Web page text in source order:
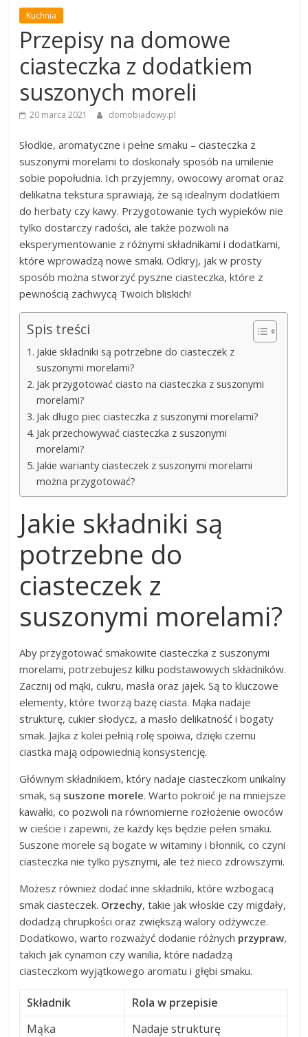
Kuchnia
Przepisy na domowe
ciasteczka z dodatkiem
suszonych moreli
20 marca 2021 domobiadowy.pl
Słodkie, aromatyczne i pełne smaku – ciasteczka z
suszonymi morelami to doskonały sposób na umilenie
sobie popołudnia. Ich przyjemny, owocowy aromat oraz
delikatna tekstura sprawiają, że są idealnym dodatkiem
do herbaty czy kawy. Przygotowanie tych wypieków nie
tylko dostarczy radości, ale także pozwoli na
eksperymentowanie z różnymi składnikami i dodatkami,
które wprowadzą nowe smaki. Odkryj, jak w prosty
sposób można stworzyć pyszne ciasteczka, które z
pewnością zachwycą Twoich bliskich!
Spis treści
Jakie składniki są potrzebne do ciasteczek z
suszonymi morelami?
Jak przygotować ciasto na ciasteczka z suszonymi
morelami?
Jak długo piec ciasteczka z suszonymi morelami?
Jak przechowywać ciasteczka z suszonymi
morelami?
Jakie warianty ciasteczek z suszonymi morelami
można przygotować?
Jakie składniki są
potrzebne do
ciasteczek z
suszonymi morelami?
Aby przygotować smakowite ciasteczka z suszonymi
morelami, potrzebujesz kilku podstawowych składników.
Zacznij od mąki, cukru, masła oraz jajek. Są to kluczowe
elementy, które tworzą bazę ciasta. Mąka nadaje
strukturę, cukier słodycz, a masło delikatność i bogaty
smak. Jajka z kolei pełnią rolę spoiwa, dzięki czemu
ciastka mają odpowiednią konsystencję.
Głównym składnikiem, który nadaje ciasteczkom unikalny
smak, są suszone morele. Warto pokroić je na mniejsze
kawałki, co pozwoli na równomierne rozłożenie owoców
w cieście i zapewni, że każdy kęs będzie pełen smaku.
Suszone morele są bogate w witaminy i błonnik, co czyni
ciasteczka nie tylko pysznymi, ale też nieco zdrowszymi.
Możesz również dodać inne składniki, które wzbogacą
smak ciasteczek. Orzechy, takie jak włoskie czy migdały,
dodadzą chrupkości oraz zwiększą walory odżywcze.
Dodatkowo, warto rozważyć dodanie różnych przypraw,
takich jak cynamon czy wanilia, które nadadzą
ciasteczkom wyjątkowego aromatu i głębi smaku.
Składnik
Rola w przepisie
Mąka
Nadaje strukturę